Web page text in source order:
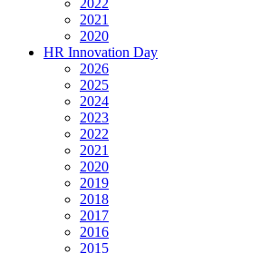
2022
2021
2020
HR Innovation Day
2026
2025
2024
2023
2022
2021
2020
2019
2018
2017
2016
2015